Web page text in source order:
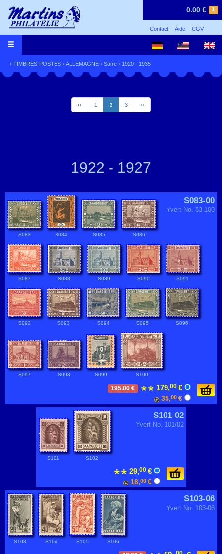
1
0.00 €
Contact Aide CGV
› TIMBRES-POSTES › ALLEMAGNE › Sarre › 1920 - 1935
‹‹ 1 2 3 ››
1922 - 1927
S083-00
Yvert No. 83-100
S083 S084 S085 S086
S087 S088 S089 S090 S091
S092 S093 S094 S095 S096
S097 S098 S099 S100
195.00 € 179,00 €
35,00 €
S101-02
Yvert No. 101/02
S101 S102
29,00 €
18,00 €
S103-06
Yvert No. 103-06
S103 S104 S105 S106